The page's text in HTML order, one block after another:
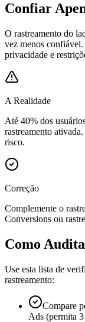
Confiar
O rastreamento do
vez menos
privacidade e
A Realidade
Até 40% dos
rastreamento
risco.
Correção
Complemente o
Conversions ou
Como
Use esta lista de
rastreamento:
Compare
Ads (permita